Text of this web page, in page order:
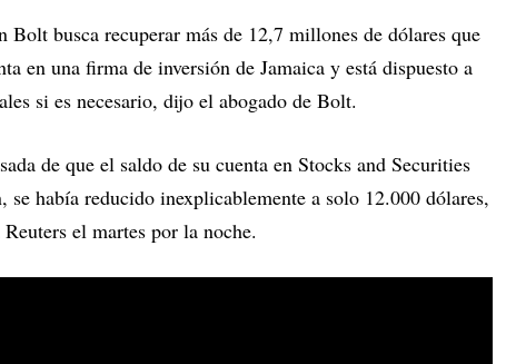
busca recuperar más de 12,7 millones de dólares que
en una firma de inversión de Jamaica y está dispuesto a
si es necesario, dijo el abogado de Bolt.
de que el saldo de su cuenta en Stocks and Securities
había reducido inexplicablemente a solo 12.000 dólares,
el martes por la noche.